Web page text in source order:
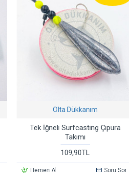
Olta Dükkanım
Tek İğneli Surfcasting Çipura
Takımı
109,90TL
Hemen Al Soru Sor